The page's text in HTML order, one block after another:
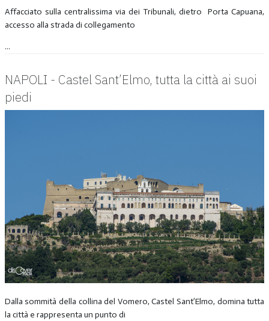
Affacciato sulla centralissima via dei Tribunali, dietro Porta Capuana,
accesso alla strada di collegamento
...
NAPOLI - Castel Sant’Elmo, tutta la città ai suoi
piedi
Dalla sommità della collina del Vomero, Castel Sant’Elmo, domina tutta
la città e rappresenta un punto di